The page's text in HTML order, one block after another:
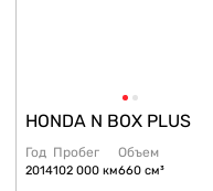
HONDA N BOX PLUS
Год
2014
Пробег
102 000 км
Объем
660 см³